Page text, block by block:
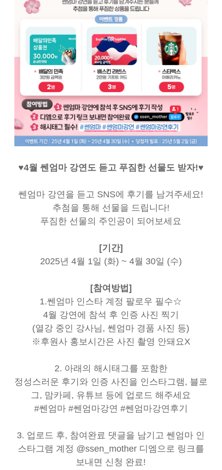
♥4월 쎈엄마 강연도 듣고 푸짐한 선물도 받자!♥
쎈엄마 강연을 듣고 SNS에 후기를 남겨주세요!
추첨을 통해 선물을 드립니다!
푸짐한 선물의 주인공이 되어보세요
[기간]
2025년 4월 1일 (화) ~ 4월 30일 (수)
[참여방법]
1.쎈엄마 인스타 계정 팔로우 필수☆
4월 강연에 참석 후 인증 사진 찍기
(열강 중인 강사님, 쎈엄마 경품 사진 등)
※후원사 홍보시간은 사진 촬영 안돼요X
2. 아래의 해시태그를 포함한
정성스러운 후기와 인증 사진을 인스타그램, 블로
그, 맘카페, 유튜브 등에 업로드 해주세요
#쎈엄마 #쎈엄마강연 #쎈엄마강연후기
3. 업로드 후, 참여완료 댓글을 남기고 쎈엄마 인
스타그램 계정 @ssen_mother 디엠으로 링크를
보내면 신청 완료!